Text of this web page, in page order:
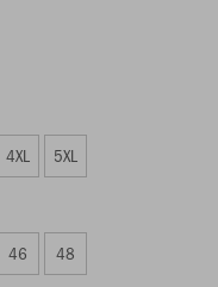
4XL 5XL
46 48